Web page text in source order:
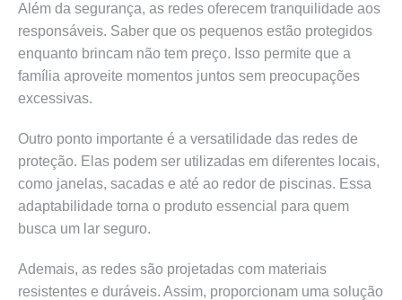
Além da segurança, as redes oferecem tranquilidade aos
responsáveis. Saber que os pequenos estão protegidos
enquanto brincam não tem preço. Isso permite que a
família aproveite momentos juntos sem preocupações
excessivas.
Outro ponto importante é a versatilidade das redes de
proteção. Elas podem ser utilizadas em diferentes locais,
como janelas, sacadas e até ao redor de piscinas. Essa
adaptabilidade torna o produto essencial para quem
busca um lar seguro.
Ademais, as redes são projetadas com materiais
resistentes e duráveis. Assim, proporcionam uma solução